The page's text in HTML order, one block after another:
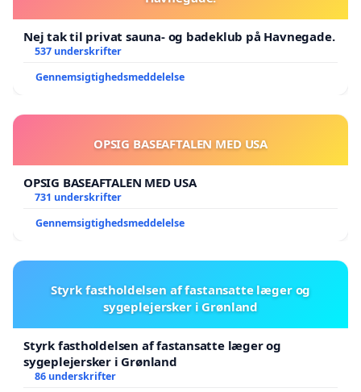
Nej tak til privat sauna- og badeklub på Havnegade.
537 underskrifter
Gennemsigtighedsmeddelelse
OPSIG BASEAFTALEN MED USA
OPSIG BASEAFTALEN MED USA
731 underskrifter
Gennemsigtighedsmeddelelse
Styrk fastholdelsen af fastansatte læger og
sygeplejersker i Grønland
Styrk fastholdelsen af fastansatte læger og
sygeplejersker i Grønland
86 underskrifter